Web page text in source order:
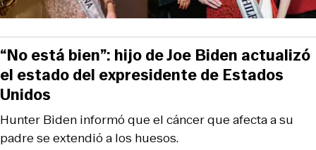
Hunter Biden informó que el cáncer que afecta a su
padre se extendió a los huesos.
“No está bien”: hijo de Joe Biden actualizó
el estado del expresidente de Estados
Unidos